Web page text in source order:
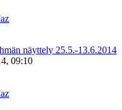
näyttely 25.5.-13.6.2014
09:10